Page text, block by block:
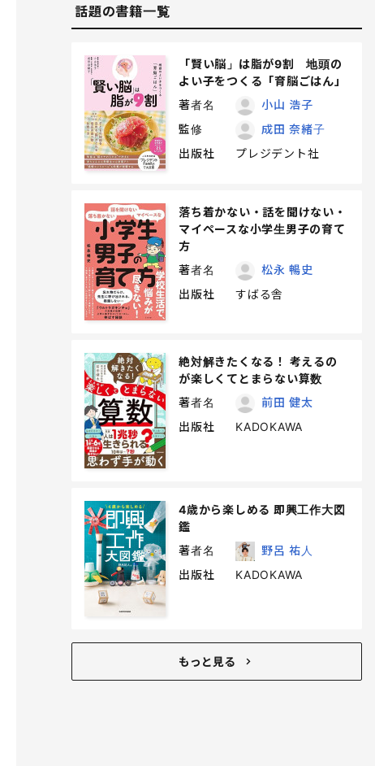
話題の書籍一覧
「賢い脳」は脂が9割 地頭の
よい子をつくる「育脳ごはん」
著者名
小山 浩子
監修
成田 奈緒子
出版社
プレジデント社
落ち着かない・話を聞けない・
マイペースな小学生男子の育て
方
著者名
松永 暢史
出版社
すばる舎
絶対解きたくなる！ 考えるの
が楽しくてとまらない算数
著者名
前田 健太
出版社
KADOKAWA
4歳から楽しめる 即興工作大図
鑑
著者名
野呂 祐人
出版社
KADOKAWA
もっと見る